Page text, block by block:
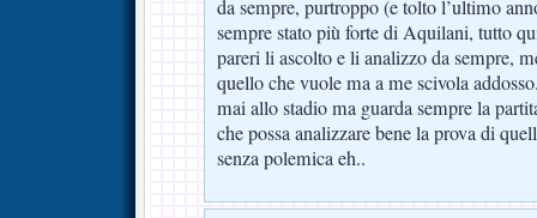
da sempre, purtroppo (e tolto l’ultimo
sempre stato più forte di Aquilani, tutto
pareri li ascolto e li analizzo da sempre,
quello che vuole ma a me scivola
mai allo stadio ma guarda sempre la
che possa analizzare bene la prova di
senza polemica eh..